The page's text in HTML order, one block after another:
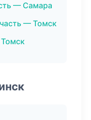
— Самара
— Томск